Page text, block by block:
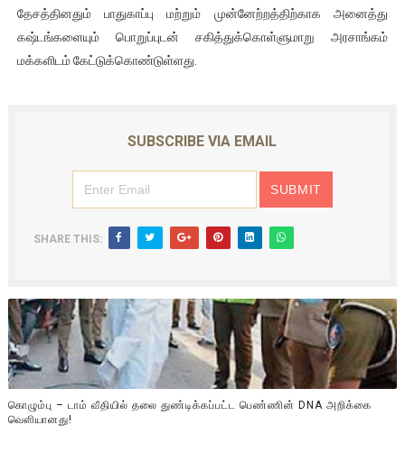
தேசத்தினதும் பாதுகாப்பு மற்றும் முன்னேற்றத்திற்காக அனைத்து
கஷ்டங்களையும் பொறுப்புடன் சகித்துக்கொள்ளுமாறு அரசாங்கம்
மக்களிடம் கேட்டுக்கொண்டுள்ளது.
SUBSCRIBE VIA EMAIL
SHARE THIS:
கொழும்பு – டாம் வீதியில் தலை துண்டிக்கப்பட்ட பெண்ணின் DNA அறிக்கை
வௌியானது!